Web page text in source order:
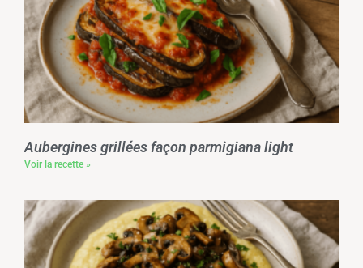
Aubergines grillées façon parmigiana light
Voir la recette »